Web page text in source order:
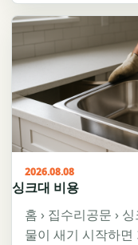
2026.08.08
싱크대 비용
홈 › 집수리공문 ›
물이 새기 시작하